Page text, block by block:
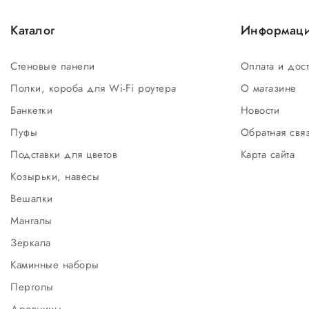
Каталог
Стеновые панели
Полки, короба для Wi-Fi роутера
Банкетки
Пуфы
Подставки для цветов
Козырьки, навесы
Вешалки
Мангалы
Зеркала
Каминные наборы
Перголы
Оплата и
О магазине
Новости
Обратная
Карта сайта